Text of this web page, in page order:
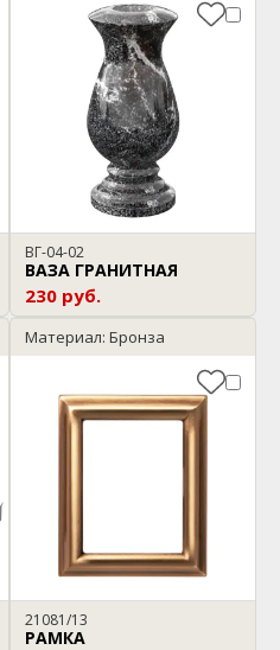
ВГ-04-02
ВАЗА ГРАНИТНАЯ
230 руб.
Материал: Бронза
21081/13
РАМКА